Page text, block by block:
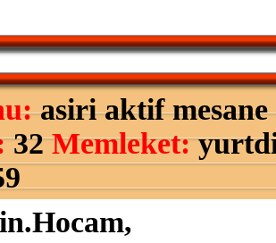
asiri aktif
32Memleket: